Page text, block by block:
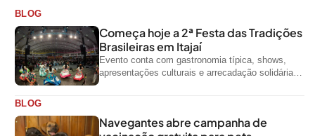
BLOG
Começa hoje a 2ª Festa das Tradições
Brasileiras em Itajaí
Evento conta com gastronomia típica, shows,
apresentações culturais e arrecadação solidária
BLOG
Navegantes abre campanha de